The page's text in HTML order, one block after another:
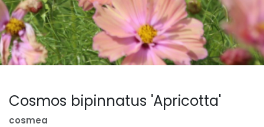
Cosmos bipinnatus 'Apricotta'
cosmea